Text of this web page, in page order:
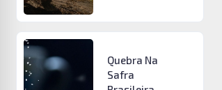
Quebra Na
Safra